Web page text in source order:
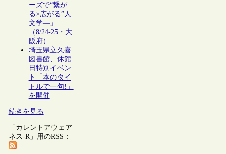
ーズで“繋が
る×広がる”人
文学―」
（8/24-25・大
阪府）
埼玉県立久喜
図書館、休館
日特別イベン
ト「本のタイ
トルで一句!」
を開催
続きを見る
「カレントアウェア
ネス-R」用のRSS：